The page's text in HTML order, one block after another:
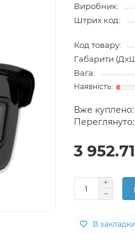
Виробник:
Штрих код:
Код товару:
Габарити
Вага:
Вже
Переглянуто:
3
В закладки